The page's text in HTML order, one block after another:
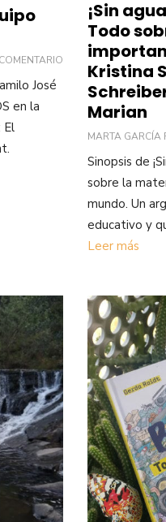
José
en la
El
¡Sin
Todo
Kristina
Marian
MARTA GARCÍA
Sinopsis de
sobre la
mundo. Un
educativo y
Leer más